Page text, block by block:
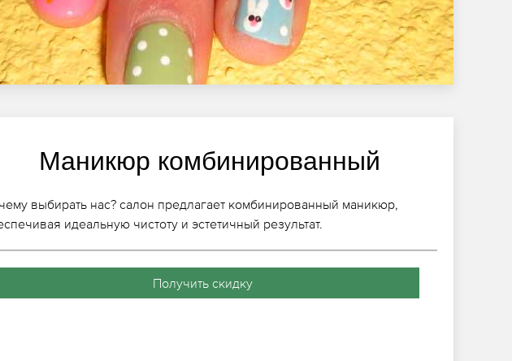
Маникюр комбинированный
выбирать нас? салон предлагает комбинированный маникюр,
идеальную чистоту и эстетичный результат.
Получить скидку